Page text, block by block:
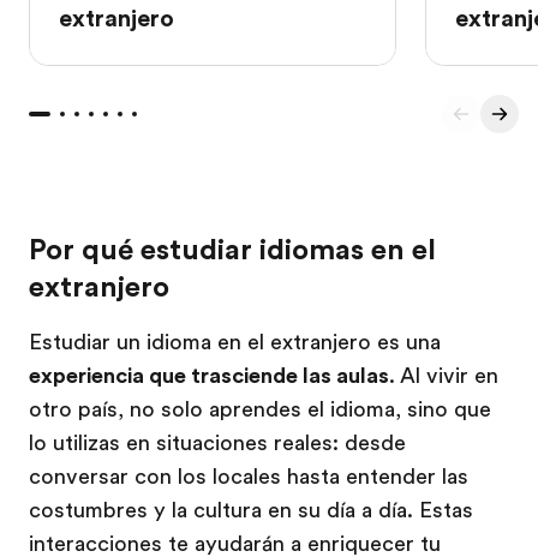
extranjero
Por qué estudiar idiomas en el
extranjero
Estudiar un idioma en el extranjero es una
experiencia que trasciende las aulas. Al vivir en
otro país, no solo aprendes el idioma, sino que
lo utilizas en situaciones reales: desde
conversar con los locales hasta entender las
costumbres y la cultura en su día a día. Estas
interacciones te ayudarán a enriquecer tu